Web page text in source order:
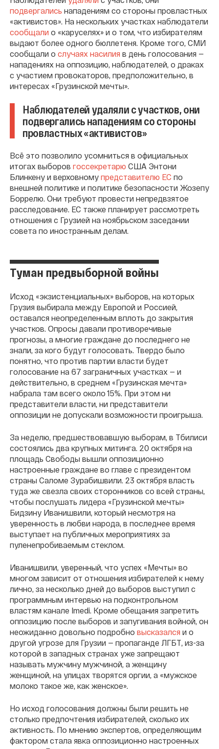
подвергались нападениям со стороны провластных
«активистов». На нескольких участках наблюдатели
сообщали о «каруселях» и о том, что избирателям
выдают более одного бюллетеня. Кроме того, СМИ
сообщали о случаях насилия в день голосования —
нападениях на оппозицию, наблюдателей, о драках
с участием провокаторов, предположительно, в
интересах «Грузинской мечты».
Наблюдателей удаляли с участков, они
подвергались нападениям со стороны
провластных «активистов»
Всё это позволило усомниться в официальных
итогах выборов госсекретарю США Энтони
Блинкену и верховному представителю ЕС по
внешней политике и политике безопасности Жозепу
Боррелю. Они требуют провести непредвзятое
расследование. ЕС также планирует рассмотреть
отношения с Грузией на ноябрьском заседании
совета по иностранным делам.
Туман предвыборной войны
Исход «экзистенциальных» выборов, на которых
Грузия выбирала между Европой и Россией,
оставался неопределенным вплоть до закрытия
участков. Опросы давали противоречивые
прогнозы, а многие граждане до последнего не
знали, за кого будут голосовать. Твердо было
понятно, что против партии власти будет
голосование на 67 заграничных участках — и
действительно, в среднем «Грузинская мечта»
набрала там всего около 15%. При этом ни
представители власти, ни представители
оппозиции не допускали возможности проигрыша.
За неделю, предшествовавшую выборам, в Тбилиси
состоялись два крупных митинга. 20 октября на
площадь Свободы вышли оппозиционно
настроенные граждане во главе с президентом
страны Саломе Зурабишвили. 23 октября власть
туда же свезла своих сторонников со всей страны,
чтобы послушать лидера «Грузинской мечты»
Бидзину Иванишвили, который несмотря на
уверенность в любви народа, в последнее время
выступает на публичных мероприятиях за
пуленепробиваемым стеклом.
Иванишвили, уверенный, что успех «Мечты» во
многом зависит от отношения избирателей к нему
лично, за несколько дней до выборов выступил с
программным интервью на подконтрольном
властям канале Imedi. Кроме обещания запретить
оппозицию после выборов и запугивания войной, он
неожиданно довольно подробно высказался и о
другой угрозе для Грузии — пропаганде ЛГБТ, из-за
которой в западных странах уже запрещают
называть мужчину мужчиной, а женщину
женщиной, на улицах творятся оргии, а «мужское
молоко такое же, как женское».
Но исход голосования должны были решить не
столько предпочтения избирателей, сколько их
активность. По мнению экспертов, определяющим
фактором стала явка оппозиционно настроенных